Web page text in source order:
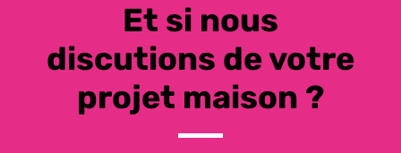
Et si nous
discutions de votre
projet maison ?